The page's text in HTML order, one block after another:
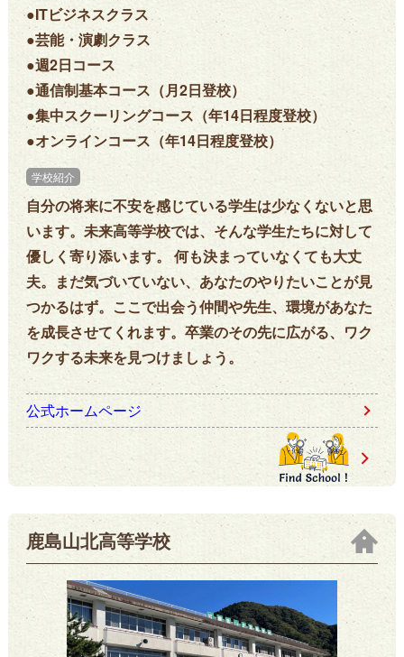
●ITビジネスクラス
●芸能・演劇クラス
●週2日コース
●通信制基本コース（月2日登校）
●集中スクーリングコース（年14日程度登校）
●オンラインコース（年14日程度登校）
学校紹介
自分の将来に不安を感じている学生は少なくないと思
います。未来高等学校では、そんな学生たちに対して
優しく寄り添います。 何も決まっていなくても大丈
夫。まだ気づいていない、あなたのやりたいことが見
つかるはず。ここで出会う仲間や先生、環境があなた
を成長させてくれます。卒業のその先に広がる、ワク
ワクする未来を見つけましょう。
公式ホームページ
鹿島山北高等学校